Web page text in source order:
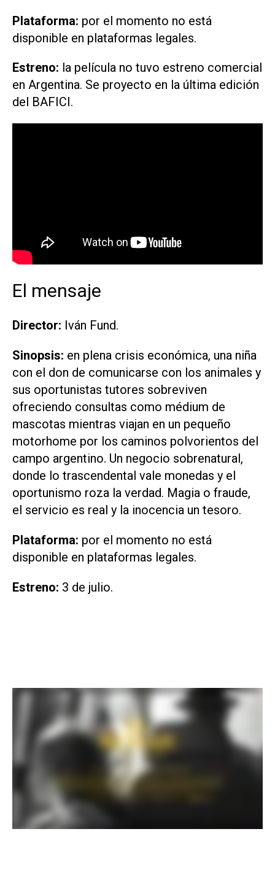
Plataforma: por el momento no está
disponible en plataformas legales.
Estreno: la película no tuvo estreno comercial
en Argentina. Se proyecto en la última edición
del BAFICI.
El mensaje
Director: Iván Fund.
Sinopsis: en plena crisis económica, una niña
con el don de comunicarse con los animales y
sus oportunistas tutores sobreviven
ofreciendo consultas como médium de
mascotas mientras viajan en un pequeño
motorhome por los caminos polvorientos del
campo argentino. Un negocio sobrenatural,
donde lo trascendental vale monedas y el
oportunismo roza la verdad. Magia o fraude,
el servicio es real y la inocencia un tesoro.
Plataforma: por el momento no está
disponible en plataformas legales.
Estreno: 3 de julio.